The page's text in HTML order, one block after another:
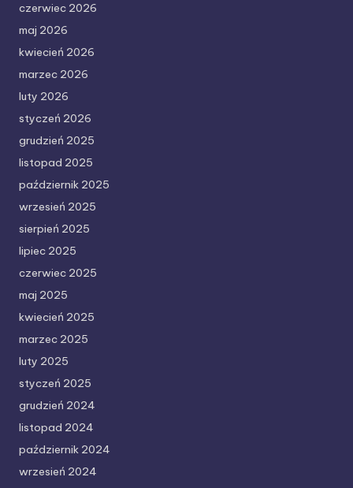
czerwiec 2026
maj 2026
kwiecień 2026
marzec 2026
luty 2026
styczeń 2026
grudzień 2025
listopad 2025
październik 2025
wrzesień 2025
sierpień 2025
lipiec 2025
czerwiec 2025
maj 2025
kwiecień 2025
marzec 2025
luty 2025
styczeń 2025
grudzień 2024
listopad 2024
październik 2024
wrzesień 2024